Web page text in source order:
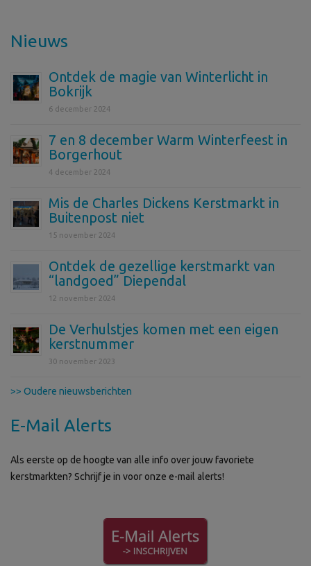
Nieuws
Ontdek de magie van Winterlicht in
Bokrijk
6 december 2024
7 en 8 december Warm Winterfeest in
Borgerhout
4 december 2024
Mis de Charles Dickens Kerstmarkt in
Buitenpost niet
15 november 2024
Ontdek de gezellige kerstmarkt van
“landgoed” Diependal
12 november 2024
De Verhulstjes komen met een eigen
kerstnummer
30 november 2023
>> Oudere nieuwsberichten
E-Mail Alerts
Als eerste op de hoogte van alle info over jouw favoriete
kerstmarkten? Schrijf je in voor onze e-mail alerts!